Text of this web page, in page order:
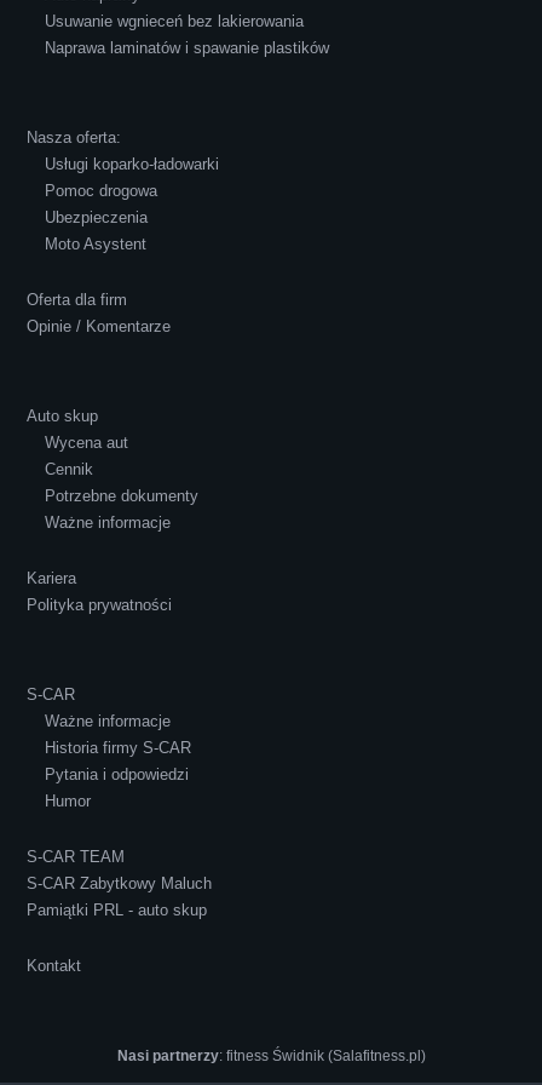
Polecam S-Car.pl, szybka i bardzo miła
Usuwanie wgnieceń bez lakierowania
Naprawa laminatów i spawanie plastików
Nasza oferta:
Usługi koparko-ładowarki
Pomoc drogowa
Ubezpieczenia
Moto Asystent
Oferta dla firm
Opinie / Komentarze
Auto skup
Wycena aut
Cennik
Potrzebne dokumenty
Ważne informacje
Kariera
Polityka prywatności
S-CAR
Ważne informacje
Historia firmy S-CAR
Pytania i odpowiedzi
Humor
S-CAR TEAM
S-CAR Zabytkowy Maluch
Pamiątki PRL - auto skup
Kontakt
Nasi partnerzy: fitness Świdnik (Salafitness.pl)